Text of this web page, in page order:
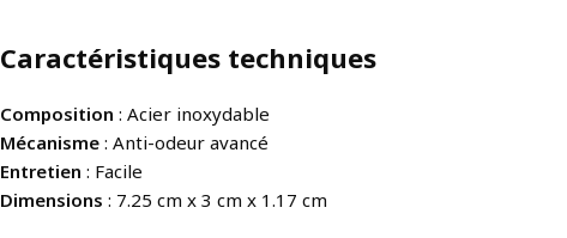
Caractéristiques techniques
Composition : Acier inoxydable
Mécanisme : Anti-odeur avancé
Entretien : Facile
Dimensions : 7.25 cm x 3 cm x 1.17 cm